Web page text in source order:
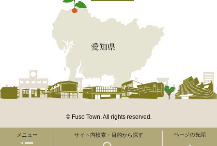
メニュー サイト内検索・目的から探す ページの先頭
© Fuso Town. All rights reserved.